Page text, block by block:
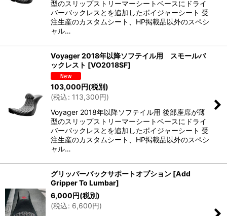
型のスリップストリーマーシートベースにドライ
バーバックレスとを追加したボイジャーシート 受
注生産のカスタムシート、HP掲載品以外のスペシ
ャル…
Voyager 2018年以降ソフテイル用 スモールバ
ックレスト [VO2018SF]
103,000 円(税別)
(税込: 113,300円)
Voyager 2018年以降ソフテイル用 後部座席が薄
型のスリップストリーマーシートベースにドライ
バーバックレスとを追加したボイジャーシート 受
注生産のカスタムシート、HP掲載品以外のスペシ
ャル…
グリッパーバックサポートオプション [Add
Gripper To Lumbar]
6,000 円(税別)
(税込: 6,600円)